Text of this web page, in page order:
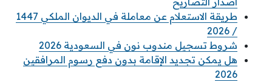
طريقة الاستعلام عن معاملة في الديوان الملكي 1447
/ 2026
شروط تسجيل مندوب نون في السعودية 2026
هل يمكن تجديد الإقامة بدون دفع رسوم المرافقين
2026